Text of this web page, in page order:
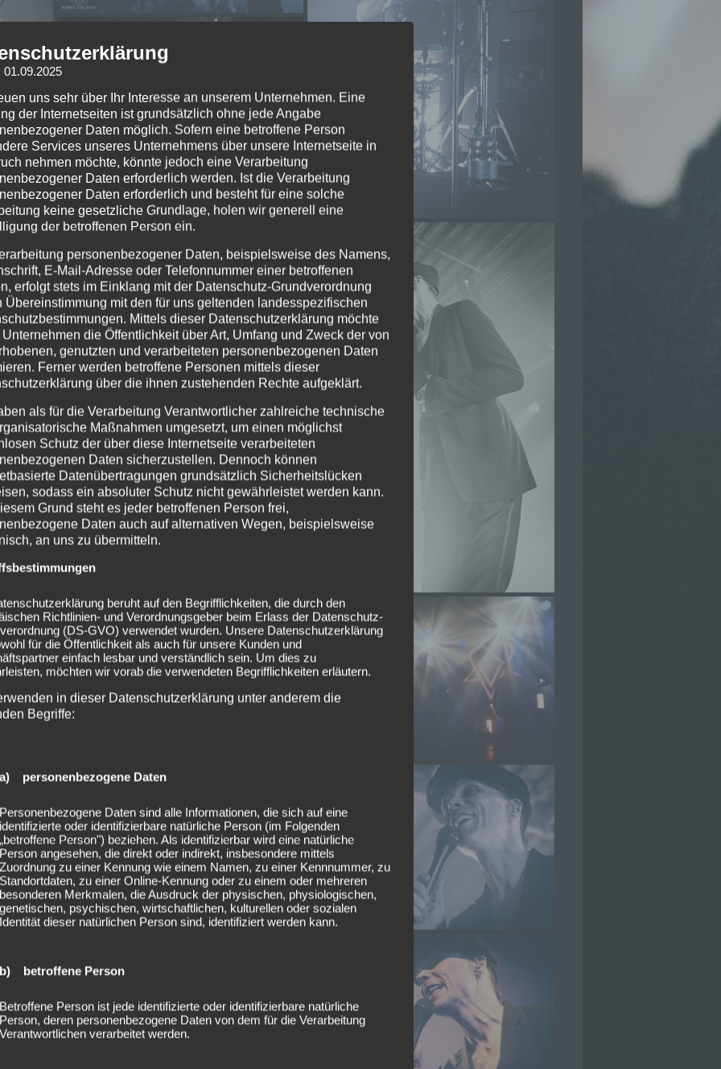
01.09.2025
uns sehr über Ihr Interesse an unserem Unternehmen. Eine
der Internetseiten ist grundsätzlich ohne jede Angabe
Daten möglich. Sofern eine betroffene Person
Services unseres Unternehmens über unsere Internetseite in
nehmen möchte, könnte jedoch eine Verarbeitung
Daten erforderlich werden. Ist die Verarbeitung
Daten erforderlich und besteht für eine solche
keine gesetzliche Grundlage, holen wir generell eine
der betroffenen Person ein.
personenbezogener Daten, beispielsweise des Namens,
E-Mail-Adresse oder Telefonnummer einer betroffenen
erfolgt stets im Einklang mit der Datenschutz-Grundverordnung
Übereinstimmung mit den für uns geltenden landesspezifischen
Mittels dieser Datenschutzerklärung möchte
die Öffentlichkeit über Art, Umfang und Zweck der von
genutzten und verarbeiteten personenbezogenen Daten
Ferner werden betroffene Personen mittels dieser
über die ihnen zustehenden Rechte aufgeklärt.
als für die Verarbeitung Verantwortlicher zahlreiche technische
Maßnahmen umgesetzt, um einen möglichst
Schutz der über diese Internetseite verarbeiteten
Daten sicherzustellen. Dennoch können
Datenübertragungen grundsätzlich Sicherheitslücken
sodass ein absoluter Schutz nicht gewährleistet werden kann.
Grund steht es jeder betroffenen Person frei,
Daten auch auf alternativen Wegen, beispielsweise
an uns zu übermitteln.
beruht auf den Begrifflichkeiten, die durch den
Richtlinien- und Verordnungsgeber beim Erlass der Datenschutz-
(DS-GVO) verwendet wurden. Unsere Datenschutzerklärung
für die Öffentlichkeit als auch für unsere Kunden und
einfach lesbar und verständlich sein. Um dies zu
möchten wir vorab die verwendeten Begrifflichkeiten erläutern.
in dieser Datenschutzerklärung unter anderem die
Begriffe:
a) personenbezogene Daten
Personenbezogene Daten sind alle Informationen, die sich auf eine
identifizierte oder identifizierbare natürliche Person (im Folgenden
„betroffene Person") beziehen. Als identifizierbar wird eine natürliche
Person angesehen, die direkt oder indirekt, insbesondere mittels
Zuordnung zu einer Kennung wie einem Namen, zu einer Kennnummer, zu
Standortdaten, zu einer Online-Kennung oder zu einem oder mehreren
besonderen Merkmalen, die Ausdruck der physischen, physiologischen,
genetischen, psychischen, wirtschaftlichen, kulturellen oder sozialen
Identität dieser natürlichen Person sind, identifiziert werden kann.
b) betroffene Person
Betroffene Person ist jede identifizierte oder identifizierbare natürliche
Person, deren personenbezogene Daten von dem für die Verarbeitung
Verantwortlichen verarbeitet werden.